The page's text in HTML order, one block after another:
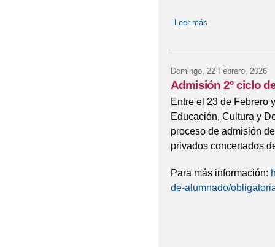
Leer más
Domingo, 22 Febrero, 2026
Admisión 2º ciclo
Entre el 23 de Febrero
Educación, Cultura y
proceso de admisión
privados concertados
Para más información:
de-alumnado/